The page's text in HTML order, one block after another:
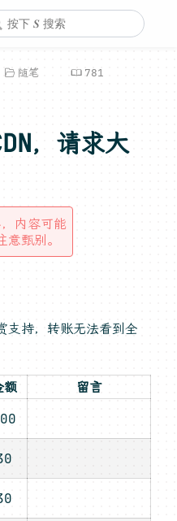
随笔 781
，请求大
内容可能
甄别。
支持，转账无法看到全
额
留言